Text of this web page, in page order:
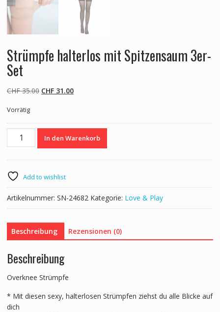
Strümpfe halterlos mit Spitzensaum 3er-
Set
CHF35.00 Ursprünglicher
CHF 35.00
CHF31.00Aktueller
CHF 31.00.
Vorrätig
Strümpfe
halterlos
3er-
Set
Menge
In den Warenkorb
Add to wishlist
Artikelnummer: SN-24682 Kategorie: Love & Play
Beschreibung Rezensionen (0)
Beschreibung
Overknee Strümpfe
* Mit diesen sexy, halterlosen Strümpfen ziehst du alle Blicke auf
dich